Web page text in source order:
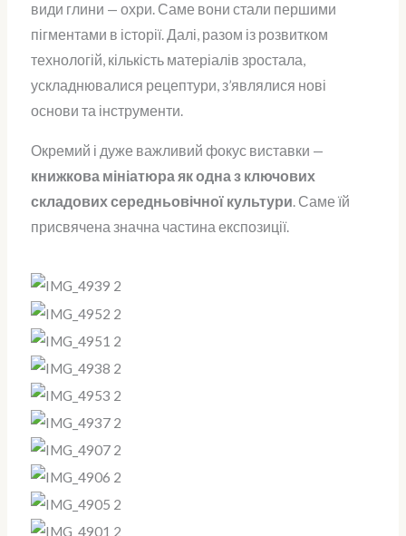
види глини — охри. Саме вони стали першими
пігментами в історії. Далі, разом із розвитком
технологій, кількість матеріалів зростала,
ускладнювалися рецептури, з’являлися нові
основи та інструменти.
Окремий і дуже важливий фокус виставки —
книжкова мініатюра як одна з ключових
складових середньовічної культури. Саме їй
присвячена значна частина експозиції.